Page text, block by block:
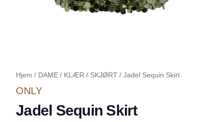
Hjem / DAME / KLÆR / SKJØRT / Jadel Sequin Skirt
ONLY
Jadel Sequin Skirt